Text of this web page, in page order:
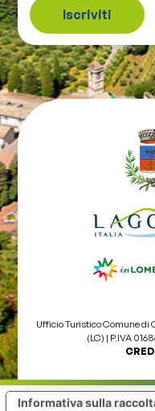
Ufficio Turistico Comune di
(LC) | P.IVA
Informativa sulla